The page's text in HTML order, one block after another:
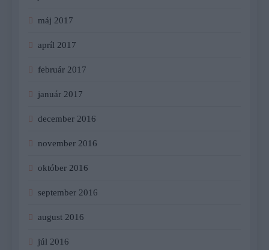
máj 2017
apríl 2017
február 2017
január 2017
december 2016
november 2016
október 2016
september 2016
august 2016
júl 2016